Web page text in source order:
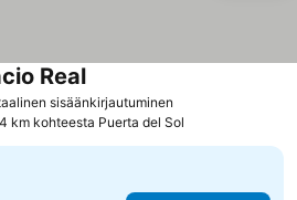
sisäänkirjautuminen
RealKatso hinnat
km kohteesta Puerta del Sol